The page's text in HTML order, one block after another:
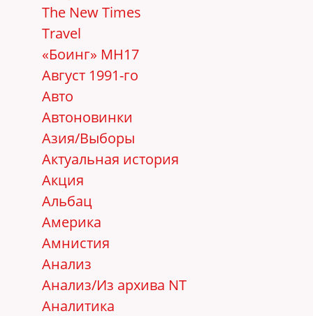
The New Times
Travel
«Боинг» MH17
Август 1991-го
Авто
Автоновинки
Азия/Выборы
Актуальная история
Акция
Альбац
Америка
Амнистия
Анализ
Анализ/Из архива NT
Аналитика